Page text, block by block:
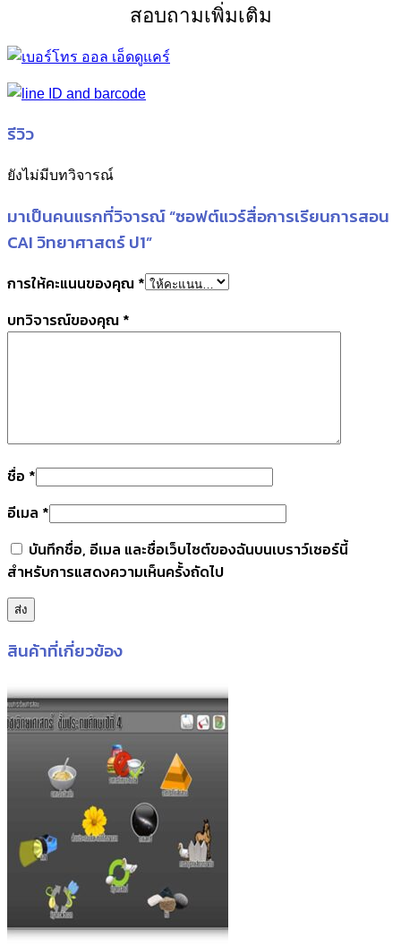
สอบถามเพิ่มเติม
รีวิว
ยังไม่มีบทวิจารณ์
มาเป็นคนแรกที่วิจารณ์ “ซอฟต์แวร์สื่อการเรียนการสอน
CAI วิทยาศาสตร์ ป1”
การให้คะแนนของคุณ *
บทวิจารณ์ของคุณ *
ชื่อ *
อีเมล *
บันทึกชื่อ, อีเมล และชื่อเว็บไซต์ของฉันบนเบราว์เซอร์นี้
สำหรับการแสดงความเห็นครั้งถัดไป
สินค้าที่เกี่ยวข้อง